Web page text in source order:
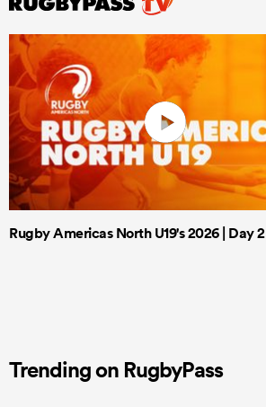
Rugby Americas North U19's 2026 | Day 2
Trending on RugbyPass